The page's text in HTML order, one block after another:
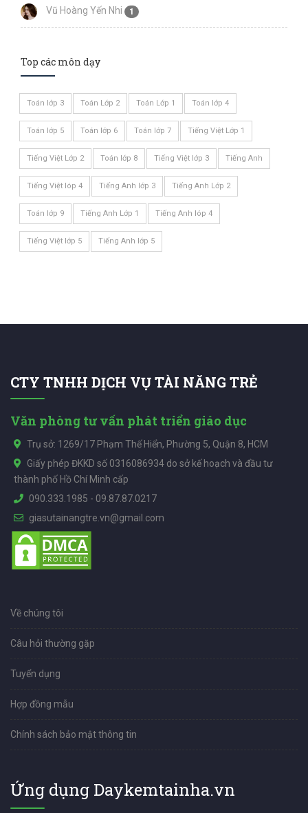
Vũ Hoàng Yến Nhi 1
Top các môn dạy
Toán lớp 3 Toán Lớp 2 Toán Lớp 1 Toán lớp 4
Toán lớp 5 Toán lớp 6 Toán lớp 7 Tiếng Việt Lớp 1
Tiếng Việt Lớp 2 Toán lớp 8 Tiếng Việt lớp 3 Tiếng Anh
Tiếng Việt lóp 4 Tiếng Anh lớp 3 Tiếng Anh Lớp 2
Toán lớp 9 Tiếng Anh Lớp 1 Tiếng Anh lóp 4
Tiếng Việt lớp 5 Tiếng Anh lớp 5
CTY TNHH DỊCH VỤ TÀI NĂNG TRẺ
Văn phòng tư vấn phát triển giáo dục
Trụ sở: 1269/17 Phạm Thế Hiển, Phường 5, Quận 8, HCM
Giấy phép ĐKKD số 0316086934 do sở kế hoạch và đầu tư
thành phố Hồ Chí Minh cấp
090.333.1985 - 09.87.87.0217
giasutainangtre.vn@gmail.com
Về chúng tôi
Câu hỏi thường gặp
Tuyển dụng
Hợp đồng mẫu
Chính sách bảo mật thông tin
Ứng dụng Daykemtainha.vn